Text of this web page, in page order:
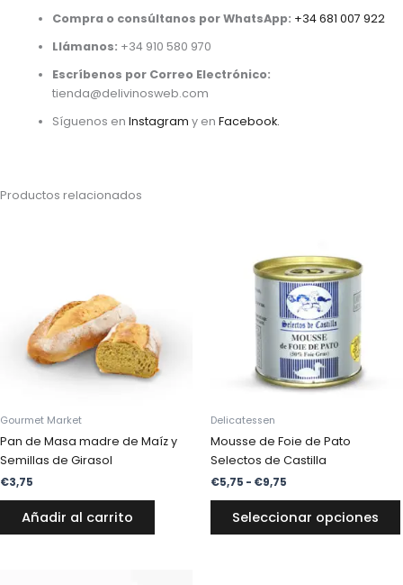
Compra o consúltanos por WhatsApp: +34 681 007 922
Llámanos: +34 910 580 970
Escríbenos por Correo Electrónico:
tienda@delivinosweb.com
Síguenos enInstagram y enFacebook.
Productos relacionados
Gourmet Market
Pan de Masa madre de Maíz y
Semillas de Girasol
€3,75
Añadir al carrito
Delicatessen
Mousse de Foie de Pato
Selectos de Castilla
€5,75 - €9,75
desde
€5,75
hasta
€9,75
Seleccionar opciones